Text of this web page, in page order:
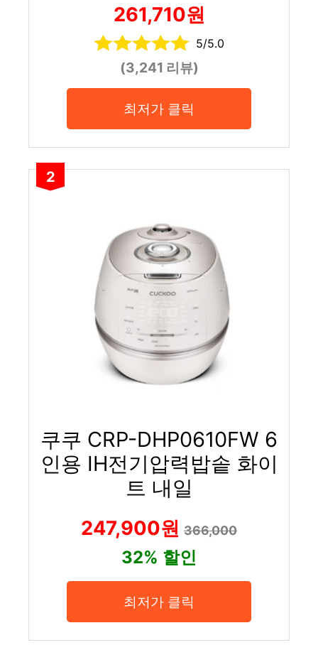
261,710원
5/5.0
(3,241 리뷰)
최저가 클릭
2
쿠쿠 CRP-DHP0610FW 6
인용 IH전기압력밥솥 화이
트 내일
247,900원 366,000
32% 할인
최저가 클릭